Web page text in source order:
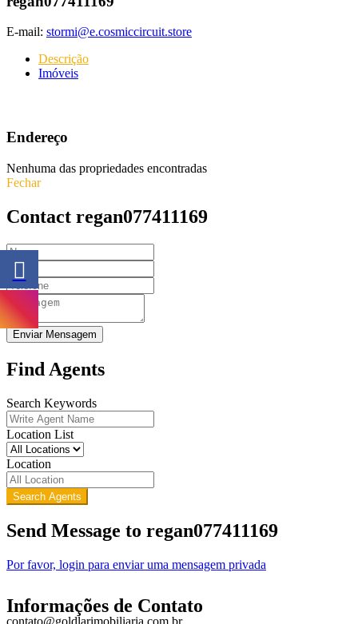
E-mail: stormi@e.cosmiccircuit.store
Descrição
Imóveis
Endereço
Nenhuma das propriedades encontradas
Fechar
Contact regan077411169
Enviar Mensagem
Find Agents
Search Keywords
Location List
Location
Search Agents
Send Message to regan077411169
Por favor, login para enviar uma mensagem privada
Informações de Contato